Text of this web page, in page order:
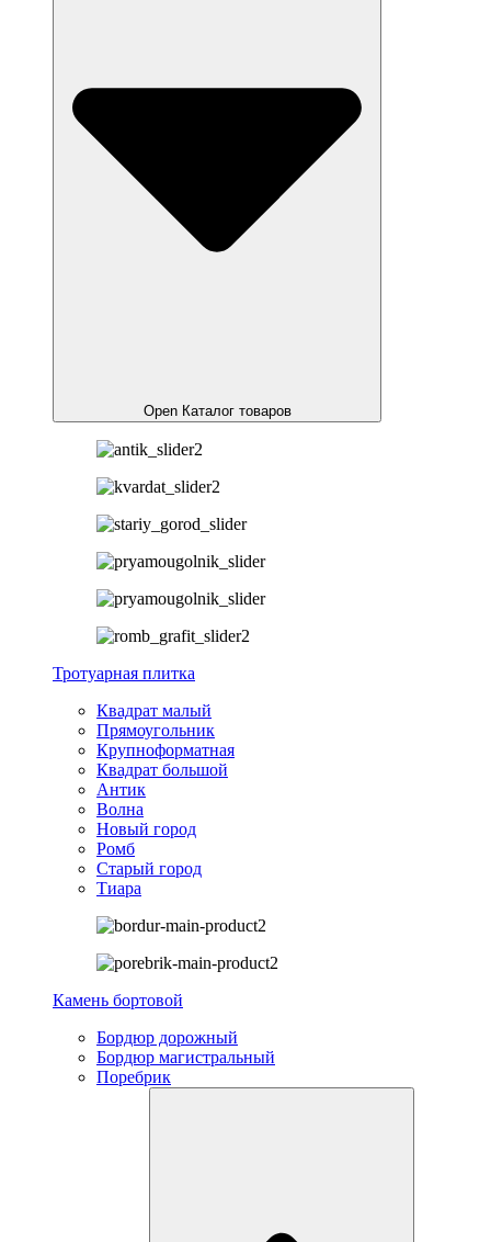
Open Каталог товаров
Тротуарная плитка
Квадрат малый
Прямоугольник
Крупноформатная
Квадрат большой
Антик
Волна
Новый город
Ромб
Старый город
Тиара
Камень бортовой
Бордюр дорожный
Бордюр магистральный
Поребрик